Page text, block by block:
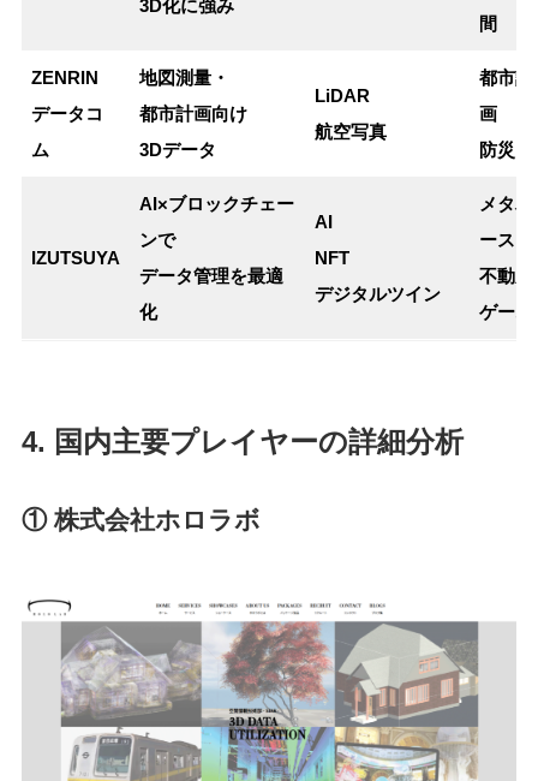
3D化に強み
間
ZENRIN
データコ
ム
地図測量・
都市計画向け
3Dデータ
LiDAR
航空写真
都市計
画
防災
IZUTSUYA
AI×ブロックチェー
ンで
データ管理を最適
化
AI
NFT
デジタルツイン
メタバ
ース
不動産
ゲーム
4. 国内主要プレイヤーの詳細分析
① 株式会社ホロラボ